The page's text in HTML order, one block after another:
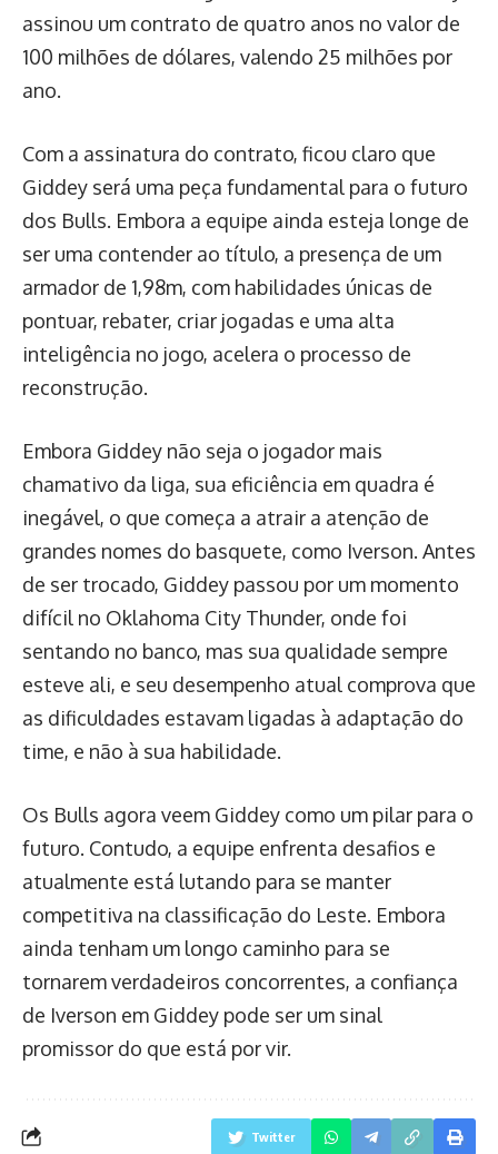
assinou um contrato de quatro anos no valor de
100 milhões de dólares, valendo 25 milhões por
ano.
Com a assinatura do contrato, ficou claro que
Giddey será uma peça fundamental para o futuro
dos Bulls. Embora a equipe ainda esteja longe de
ser uma contender ao título, a presença de um
armador de 1,98m, com habilidades únicas de
pontuar, rebater, criar jogadas e uma alta
inteligência no jogo, acelera o processo de
reconstrução.
Embora Giddey não seja o jogador mais
chamativo da liga, sua eficiência em quadra é
inegável, o que começa a atrair a atenção de
grandes nomes do basquete, como Iverson. Antes
de ser trocado, Giddey passou por um momento
difícil no Oklahoma City Thunder, onde foi
sentando no banco, mas sua qualidade sempre
esteve ali, e seu desempenho atual comprova que
as dificuldades estavam ligadas à adaptação do
time, e não à sua habilidade.
Os Bulls agora veem Giddey como um pilar para o
futuro. Contudo, a equipe enfrenta desafios e
atualmente está lutando para se manter
competitiva na classificação do Leste. Embora
ainda tenham um longo caminho para se
tornarem verdadeiros concorrentes, a confiança
de Iverson em Giddey pode ser um sinal
promissor do que está por vir.
Twitter